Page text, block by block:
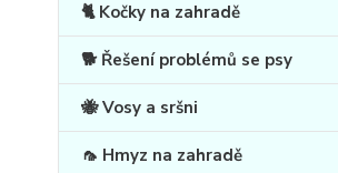
🐈 Kočky na zahradě
🐕 Řešení problémů se psy
🐝 Vosy a sršni
🦟 Hmyz na zahradě